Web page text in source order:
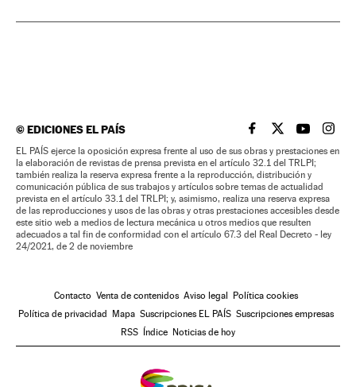
©EDICIONES EL PAÍS EL PAÍS BRASIL EN
EL PAÍSEL PAÍS
EL
EL PAÍS ejerce la oposición expresa frente al uso de sus obras y prestaciones en
la elaboración de revistas de prensa prevista en el artículo 32.1 del TRLPI;
también realiza la reserva expresa frente a la reproducción, distribución y
comunicación pública de sus trabajos y artículos sobre temas de actualidad
prevista en el artículo 33.1 del TRLPI; y, asimismo, realiza una reserva expresa
de las reproducciones y usos de las obras y otras prestaciones accesibles desde
este sitio web a medios de lectura mecánica u otros medios que resulten
adecuados a tal fin de conformidad con el artículo 67.3 del Real Decreto - ley
24/2021, de 2 de noviembre
Contacto Venta de contenidos Aviso legal Política cookies
Política de privacidad Mapa Suscripciones EL PAÍS Suscripciones empresas
RSS Índice Noticias de hoy